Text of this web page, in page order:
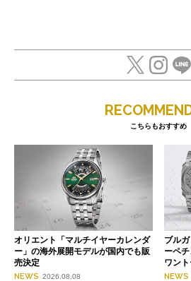
こちらもおすすめ
オリエント「マルチイヤーカレンダ
ー」の海外展開モデルが国内でも販
売決定
NEWS 2026.08.08
ブル
ーペ
ワン
NEWS